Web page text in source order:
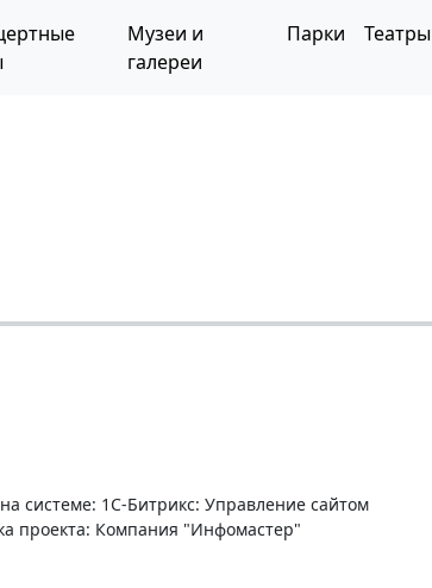
Музеи и
галереи
Парки Театры
системе: 1С-Битрикс: Управление сайтом
проекта: Компания "Инфомастер"